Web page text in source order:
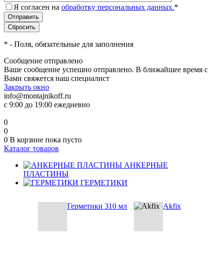
Я согласен на обработку персональных данных.*
* - Поля, обязательные для заполнения
Сообщение отправлено
Ваше сообщение успешно отправлено. В ближайшее время с
Вами свяжется наш специалист
Закрыть окно
info@montajnikoff.ru
с 9:00 до 19:00 ежедневно
0
0
0 В корзине пока пусто
Каталог товаров
АНКЕРНЫЕ
ПЛАСТИНЫ
ГЕРМЕТИКИ
Герметики 310 мл Akfix